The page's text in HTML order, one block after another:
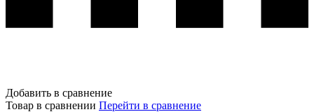
Добавить в сравнение
Товар в сравнении Перейти в сравнение